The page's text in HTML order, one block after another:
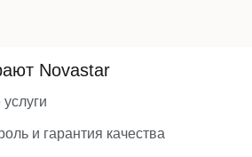
Novastar
и гарантия качества